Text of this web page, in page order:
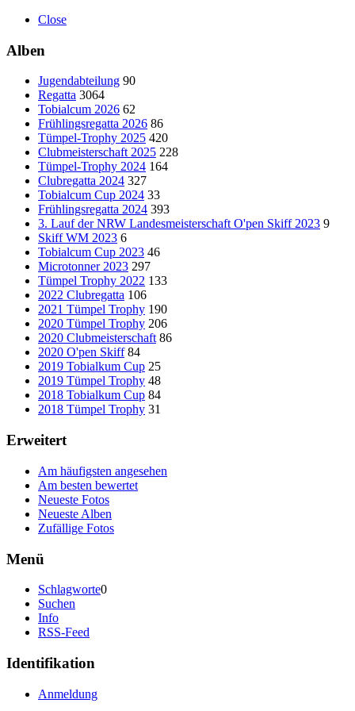
Close
Alben
Jugendabteilung 90
Regatta 3064
Tobialcum 2026 62
Frühlingsregatta 2026 86
Tümpel-Trophy 2025 420
Clubmeisterschaft 2025 228
Tümpel-Trophy 2024 164
Clubregatta 2024 327
Tobialcum Cup 2024 33
Frühlingsregatta 2024 393
3. Lauf der NRW Landesmeisterschaft O'pen Skiff 2023 9
Skiff WM 2023 6
Tobialcum Cup 2023 46
Microtonner 2023 297
Tümpel Trophy 2022 133
2022 Clubregatta 106
2021 Tümpel Trophy 190
2020 Tümpel Trophy 206
2020 Clubmeisterschaft 86
2020 O'pen Skiff 84
2019 Tobialkum Cup 25
2019 Tümpel Trophy 48
2018 Tobialkum Cup 84
2018 Tümpel Trophy 31
Erweitert
Am häufigsten angesehen
Am besten bewertet
Neueste Fotos
Neueste Alben
Zufällige Fotos
Menü
Schlagworte0
Suchen
Info
RSS-Feed
Identifikation
Anmeldung